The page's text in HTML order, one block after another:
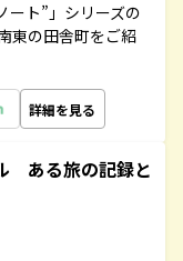
ート”」シリーズの
東の田舎町をご紹
詳細を見る
ある旅の記録と